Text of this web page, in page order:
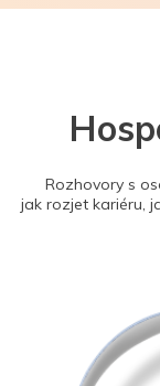
Rozhovory s
jak rozjet kariéru,